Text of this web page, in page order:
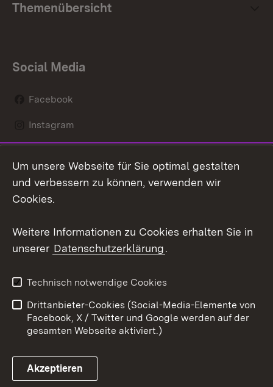
Themenübersicht
Social Media
Facebook
Instagram
Social Wall
Youtube
Link zum Landesportal
Kontakt
Datenschutz
Barrierefreiheit
Impressum Cookies
Um unsere Webseite für Sie optimal gestalten
und verbessern zu können, verwenden wir
Cookies.
Weitere Informationen zu Cookies erhalten Sie in
unserer Datenschutzerklärung.
Technisch notwendige Cookies
Drittanbieter-Cookies (Social-Media-Elemente von
Facebook, X / Twitter und Google werden auf der
gesamten Webseite aktiviert.)
Akzeptieren